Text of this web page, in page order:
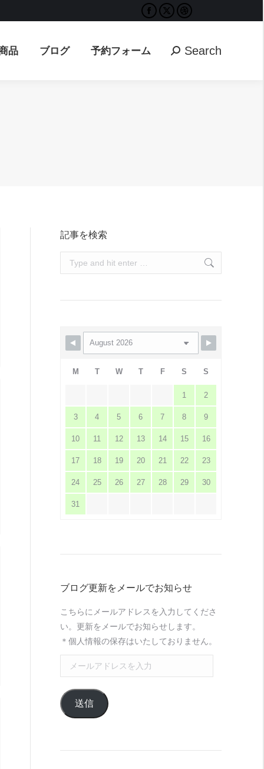
Facebook
X
opens
Dribbble
opens
品 ブログ 予約フォーム Search:Search
記事を検索
Search:
M T W T F S S
1 2
3 4 5 6 7 8 9
10 11 12 13 14 15 16
17 18 19 20 21 22 23
24 25 26 27 28 29 30
31
ブログ更新をメールでお知らせ
こちらにメールアドレスを入力してくださ
い。更新をメールでお知らせします。
＊個人情報の保存はいたしておりません。
ー
ル
ア
ス
送信
ブログ 予約フォーム Search:
Search